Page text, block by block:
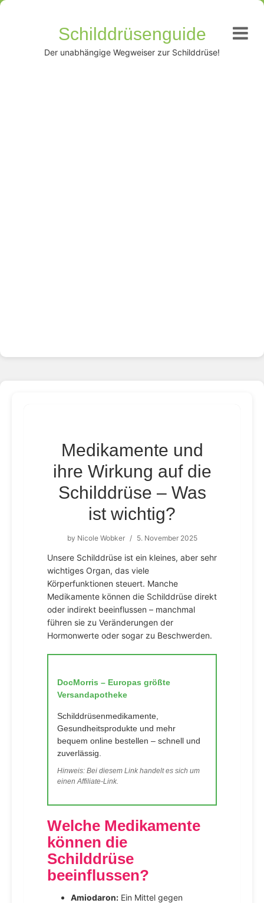
Schilddrüsenguide
Der unabhängige Wegweiser zur Schilddrüse!
Medikamente und
ihre Wirkung auf die
Schilddrüse – Was
ist wichtig?
by Nicole Wobker / 5. November 2025
Unsere Schilddrüse ist ein kleines, aber sehr
wichtiges Organ, das viele
Körperfunktionen steuert. Manche
Medikamente können die Schilddrüse direkt
oder indirekt beeinflussen – manchmal
führen sie zu Veränderungen der
Hormonwerte oder sogar zu Beschwerden.
DocMorris – Europas größte
Versandapotheke
Schilddrüsenmedikamente,
Gesundheitsprodukte und mehr
bequem online bestellen – schnell und
zuverlässig.
Hinweis: Bei diesem Link handelt es sich um
einen Affiliate-Link.
Welche Medikamente
können die
Schilddrüse
beeinflussen?
Amiodaron: Ein Mittel gegen